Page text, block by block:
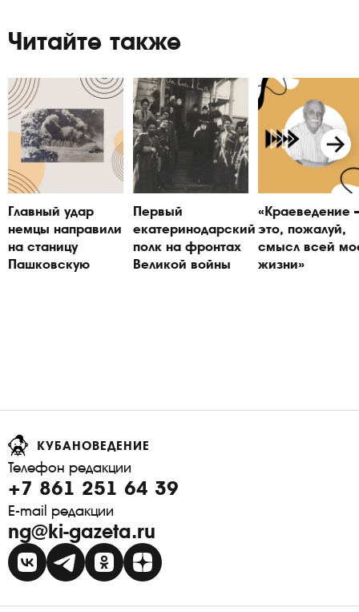
Читайте также
Главный удар
немцы направили
на станицу
Пашковскую
Первый
екатеринодарский
полк на фронтах
Великой войны
«Краеведение
это, пожалуй,
смысл всей
жизни»
КУБАНОВЕДЕНИЕ
Телефон редакции
+7 861 251 64 39
E-mail редакции
ng@ki-gazeta.ru